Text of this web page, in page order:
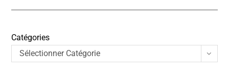
Catégories
Sélectionner Catégorie